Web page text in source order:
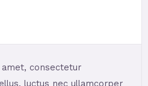
consectetur
luctus nec ullamcorper